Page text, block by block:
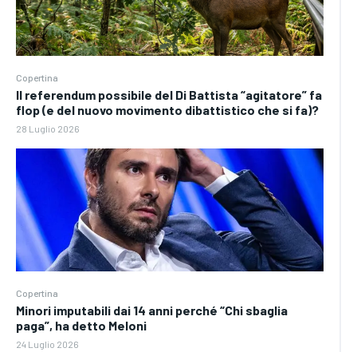
Copertina
Il referendum possibile del Di Battista “agitatore” fa
flop (e del nuovo movimento dibattistico che si fa)?
28 Luglio 2026
Copertina
Minori imputabili dai 14 anni perché “Chi sbaglia
paga”, ha detto Meloni
24 Luglio 2026